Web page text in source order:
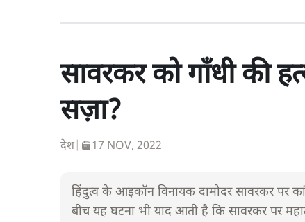
सावरकर को गाँधी की
सज़ा?
देश 17 NOV, 2022
हिंदुत्व के आइकॉन विनायक दामोदर सावरकर पर
बीच यह घटना भी याद आती है कि सावरकर पर